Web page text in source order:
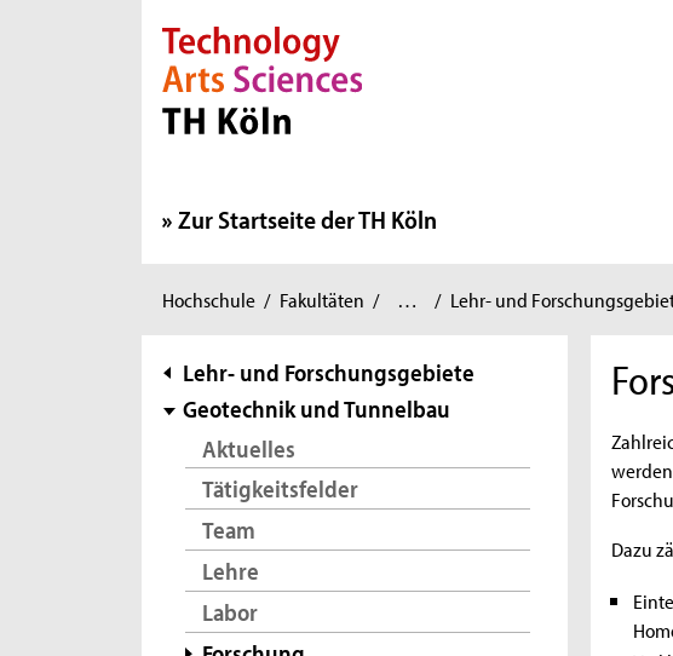
Direkt zur Hauptnavigation
Direkt zur Subnavigation
Direkt zum Inhalt
Direkt zum Fußbereich
Zur Startseite der TH Köln
Sie
hier:
Hochschule / Fakultäten / … /
Bauingenieurwesen
Lehr- und
Subnavigation
Lehr- und Forschungsgebiete
Geotechnik und Tunnelbau
Aktuelles
Tätigkeitsfelder
Team
Lehre
Labor
Dazu